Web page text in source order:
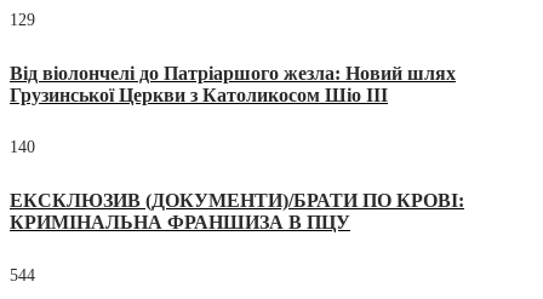
129
Від віолончелі до Патріаршого жезла: Новий шлях
Грузинської Церкви з Католикосом Шіо III
140
ЕКСКЛЮЗИВ (ДОКУМЕНТИ)/БРАТИ ПО КРОВІ:
КРИМІНАЛЬНА ФРАНШИЗА В ПЦУ
544